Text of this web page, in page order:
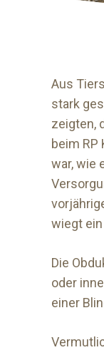
Aus
stark
zeigten,
beim
war, wie
wiegt
Die
oder
einer